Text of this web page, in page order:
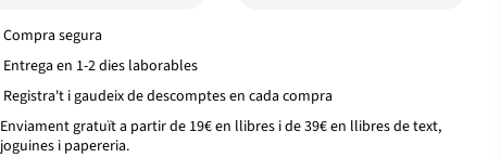
Compra segura
Entrega en 1-2 dies laborables
Registra't i gaudeix de descomptes en cada compra
Enviament gratuït a partir de 19€ en llibres i de 39€ en llibres de text,
joguines i papereria.